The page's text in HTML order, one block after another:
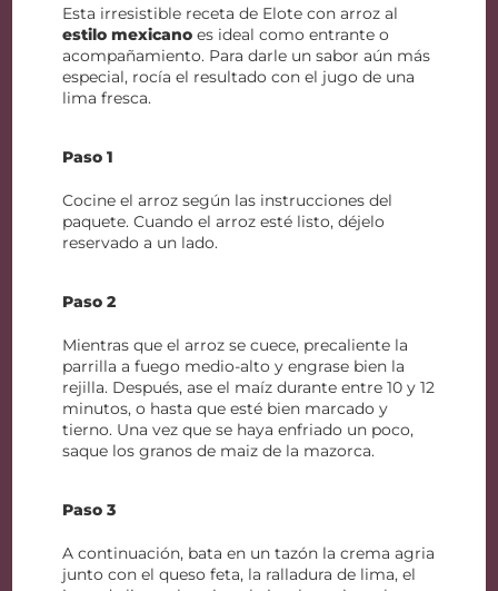
Esta irresistible receta de Elote con arroz al
estilo mexicano es ideal como entrante o
acompañamiento. Para darle un sabor aún más
especial, rocía el resultado con el jugo de una
lima fresca.
Paso 1
Cocine el arroz según las instrucciones del
paquete. Cuando el arroz esté listo, déjelo
reservado a un lado.
Paso 2
Mientras que el arroz se cuece, precaliente la
parrilla a fuego medio-alto y engrase bien la
rejilla. Después, ase el maíz durante entre 10 y 12
minutos, o hasta que esté bien marcado y
tierno. Una vez que se haya enfriado un poco,
saque los granos de maiz de la mazorca.
Paso 3
A continuación, bata en un tazón la crema agria
junto con el queso feta, la ralladura de lima, el